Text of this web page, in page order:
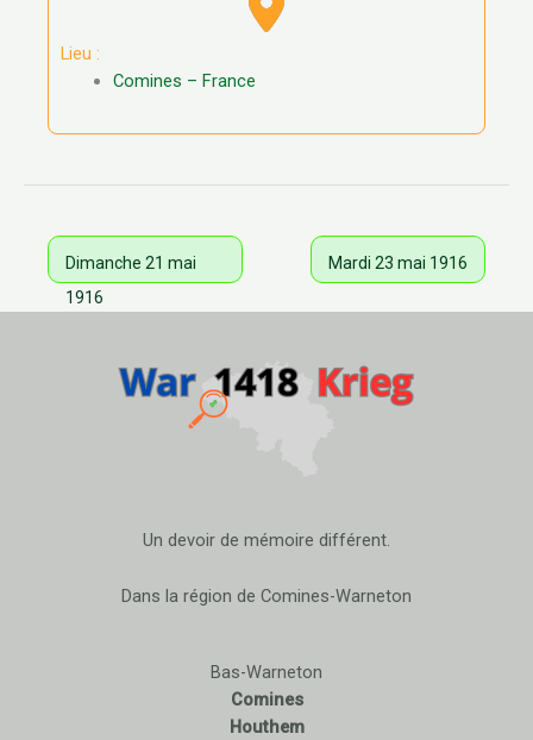
Lieu :
Comines – France
Dimanche 21 mai
1916
Mardi 23 mai 1916
Un devoir de mémoire différent.
Dans la région de Comines-Warneton
Bas-Warneton
Comines
Houthem